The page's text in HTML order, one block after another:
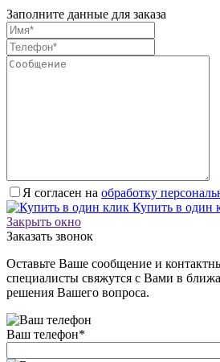
Заполните данные для заказа
Я согласен на обработку
Купить в один
Закрыть окно
Заказать звонок
Оставьте Ваше сообщение и
специалисты свяжутся с Вами в
решения Вашего вопроса.
Ваш телефон*